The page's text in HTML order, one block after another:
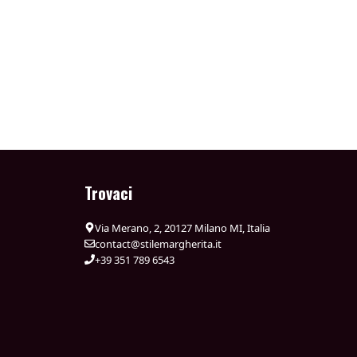
Trovaci
Via Merano, 2, 20127 Milano MI, Italia
contact@stilemargherita.it
+39 351 789 6543